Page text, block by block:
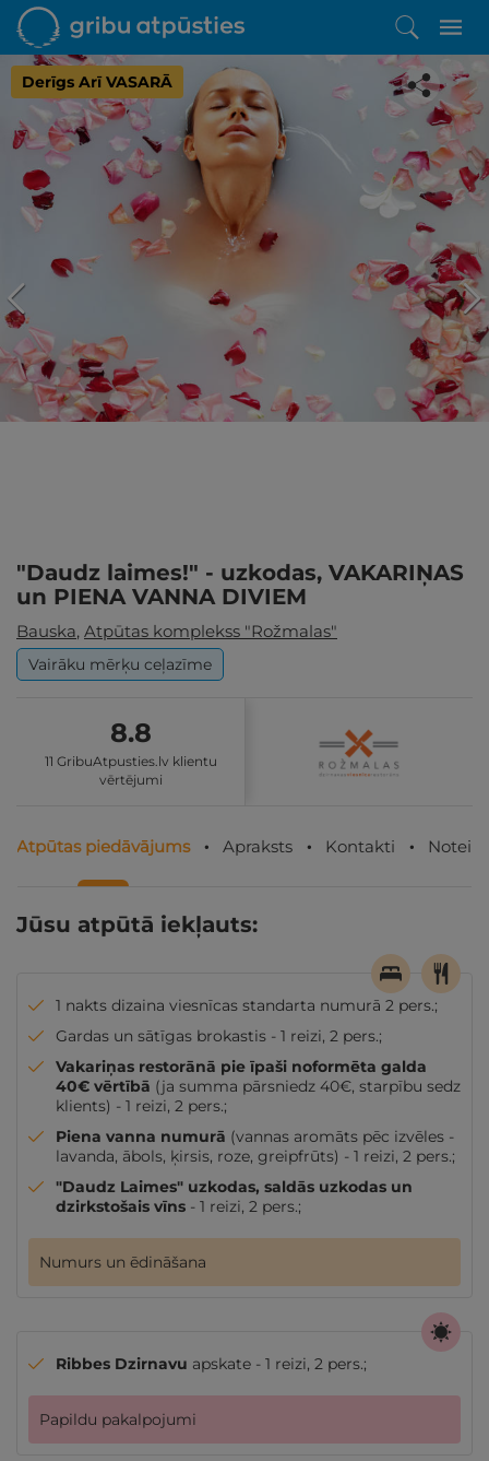
Derīgs Arī VASARĀ
Iepatikās šis piedāvājums?
Līdz brīnišķīgai atpūtai atlikuši tikai daži soļi
PĒRKU
"Daudz laimes!" - uzkodas, VAKARIŅAS
un PIENA VANNA DIVIEM
Bauska, Atpūtas komplekss "Rožmalas"
Vairāku mērķu ceļazīme
8.8
11 GribuAtpusties.lv klientu
vērtējumi
Atpūtas piedāvājums Apraksts Kontakti
Jūsu atpūtā iekļauts:
1 nakts dizaina viesnīcas standarta numurā 2 pers.;
Gardas un sātīgas brokastis - 1 reizi, 2 pers.;
Vakariņas restorānā pie īpaši noformēta galda
40€ vērtībā (ja summa pārsniedz 40€, starpību sedz
klients) - 1 reizi, 2 pers.;
Piena vanna numurā (vannas aromāts pēc izvēles -
lavanda, ābols, ķirsis, roze, greipfrūts) - 1 reizi, 2 pers.;
"Daudz Laimes" uzkodas, saldās uzkodas un
dzirkstošais vīns - 1 reizi, 2 pers.;
Numurs un ēdināšana
Ribbes Dzirnavu apskate - 1 reizi, 2 pers.;
Papildu pakalpojumi